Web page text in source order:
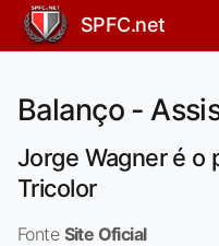
SPFC.net
Balanço -
Jorge Wagner é o
Tricolor
Fonte Site Oficial